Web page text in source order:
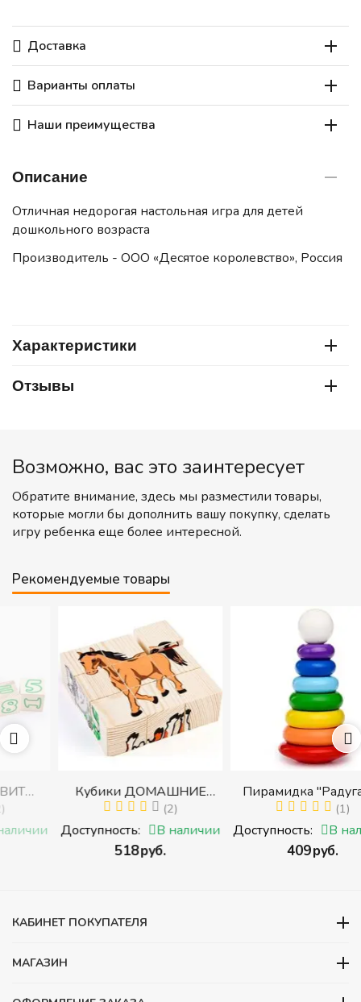
Доставка
Варианты оплаты
Наши преимущества
Описание
Отличная недорогая настольная игра для детей
дошкольного возраста
Производитель - ООО «Десятое королевство», Россия
Характеристики
Отзывы
Возможно, вас это заинтересует
Обратите внимание, здесь мы разместили товары,
которые могли бы дополнить вашу покупку, сделать
игру ребенка еще более интересной.
Рекомендуемые товары
Кубики ДОМАШНИЕ
ЖИВОТНЫЕ (Томик)
(Набор кубиков
разрезных (складных))
(2)
Доступность: В наличии
руб.
Пирамидка "Радуга" (8
деталей) (Пирамидка
среднего размера)
(1)
Доступность: В наличии
руб.
КАБИНЕТ ПОКУПАТЕЛЯ
МАГАЗИН